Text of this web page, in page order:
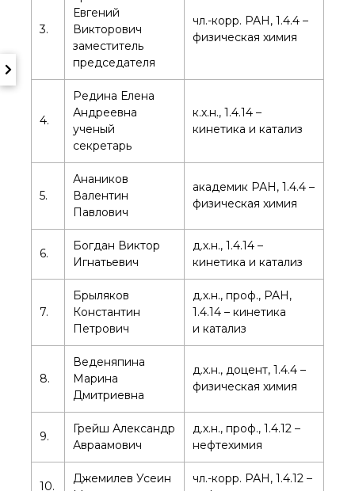
3.
Евгений
Викторович
заместитель
председателя
чл.-корр. РАН, 1.4.4 –
физическая химия
4.
Редина Елена
Андреевна
ученый
секретарь
к.х.н., 1.4.14 –
кинетика и катализ
5.
Анаников
Валентин
Павлович
академик РАН, 1.4.4 –
физическая химия
6.
Богдан Виктор
Игнатьевич
д.х.н., 1.4.14 –
кинетика и катализ
7.
Брыляков
Константин
Петрович
д.х.н., проф., РАН,
1.4.14 – кинетика
и катализ
8.
Веденяпина
Марина
Дмитриевна
д.х.н., доцент, 1.4.4 –
физическая химия
9.
Грейш Александр
Авраамович
д.х.н., проф., 1.4.12 –
нефтехимия
10.
Джемилев Усеин
чл.-корр. РАН, 1.4.12 –